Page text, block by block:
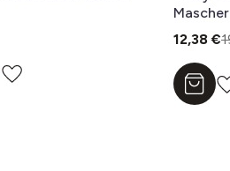
pelle
12,38 €